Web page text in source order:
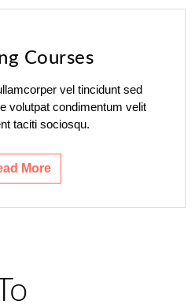
Courses
vel tincidunt sed
volutpat condimentum velit
taciti sociosqu.
More